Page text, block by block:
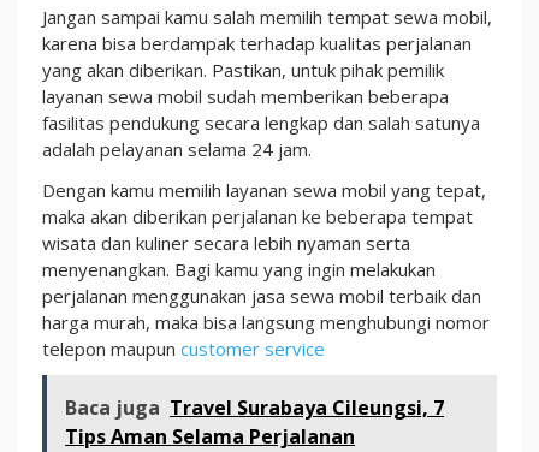
Jangan sampai kamu salah memilih tempat sewa mobil,
karena bisa berdampak terhadap kualitas perjalanan
yang akan diberikan. Pastikan, untuk pihak pemilik
layanan sewa mobil sudah memberikan beberapa
fasilitas pendukung secara lengkap dan salah satunya
adalah pelayanan selama 24 jam.
Dengan kamu memilih layanan sewa mobil yang tepat,
maka akan diberikan perjalanan ke beberapa tempat
wisata dan kuliner secara lebih nyaman serta
menyenangkan. Bagi kamu yang ingin melakukan
perjalanan menggunakan jasa sewa mobil terbaik dan
harga murah, maka bisa langsung menghubungi nomor
telepon maupun customer service
Baca juga Travel Surabaya Cileungsi, 7
Tips Aman Selama Perjalanan